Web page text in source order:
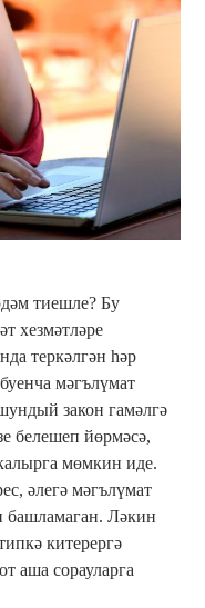
тиешле? Бу
хезмәтләре
теркәлгән һәр
мәгълүмат
закон гамәлгә
белешеп йөрмәсә,
мөмкин иде.
әлегә мәгълүмат
башламаган. Ләкин
китерергә
аша сорауларга